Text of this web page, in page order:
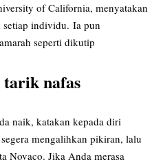
of California, menyatakan
setiap individu. Ia pun
seperti dikutip
tarik nafas
naik, katakan kepada diri
mengalihkan pikiran, lalu
Novaco. Jika Anda merasa